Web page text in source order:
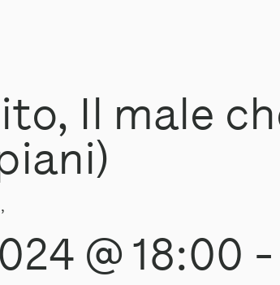
Il male
@ 18:00 -